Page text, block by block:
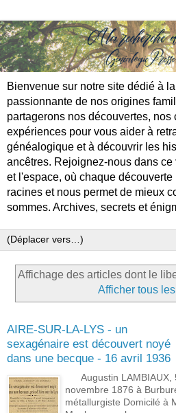
Bienvenue sur notre site dédié à
passionnante de nos origines
partagerons nos découvertes, nos
expériences pour vous aider à
généalogique et à découvrir les
ancêtres. Rejoignez-nous dans
et l'espace, où chaque
racines et nous permet de mieux
sommes. Archives, secrets et
Affichage des articles dont le
Afficher tous
AIRE-SUR-LA-LYS - un
sexagénaire est découvert noyé
dans une becque - 16 avril 1936
Augustin LAMBIAUX,
novembre 1876 à
métallurgiste Domicilé à